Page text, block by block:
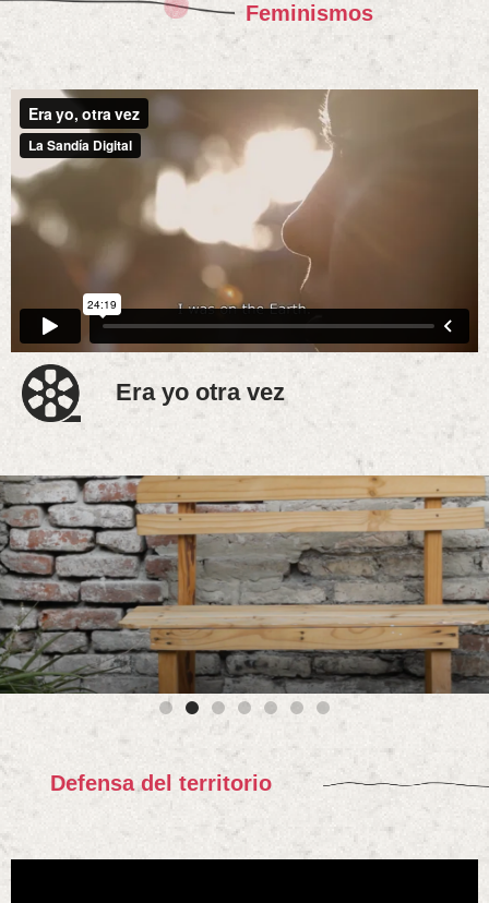
Feminismos
Era yo otra vez
Defensa del territorio